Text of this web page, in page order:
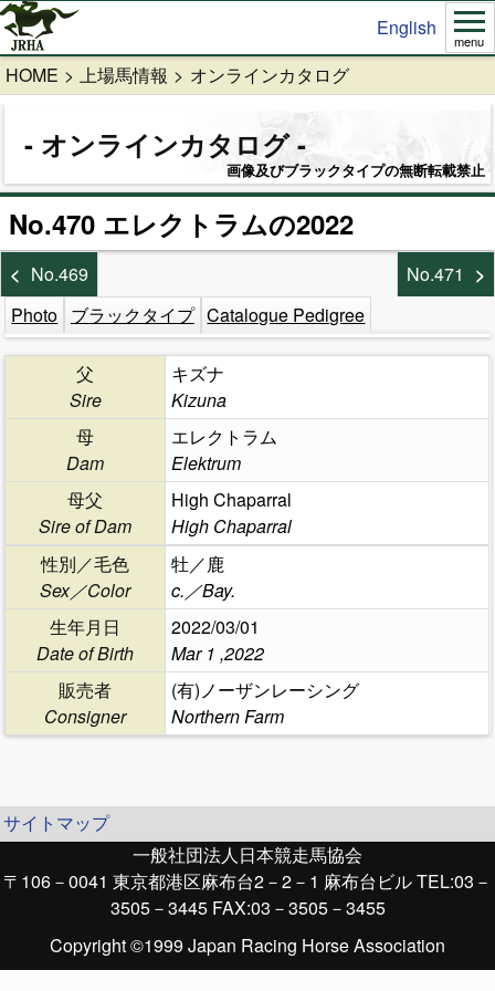
English
menu
HOME 上場馬情報 オンラインカタログ
オンラインカタログ
画像及びブラックタイプの無断転載禁止
No.470 エレクトラムの2022
No.469
No.471
Photo ブラックタイプ Catalogue Pedigree
父
Sire
キズナ
Kizuna
母
Dam
エレクトラム
Elektrum
母父
Sire of Dam
High Chaparral
High Chaparral
性別／毛色
Sex／Color
牡／鹿
c.／Bay.
生年月日
Date of Birth
2022/03/01
Mar 1 ,2022
販売者
Consigner
(有)ノーザンレーシング
Northern Farm
サイトマップ
一般社団法人日本競走馬協会
〒106－0041 東京都港区麻布台2－2－1 麻布台ビル TEL:03－
3505－3445 FAX:03－3505－3455
Copyright ©1999 Japan Racing Horse Association